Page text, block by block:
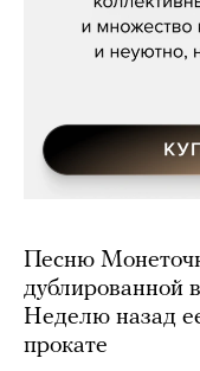
Песню
дублированной
Неделю назад
прокате